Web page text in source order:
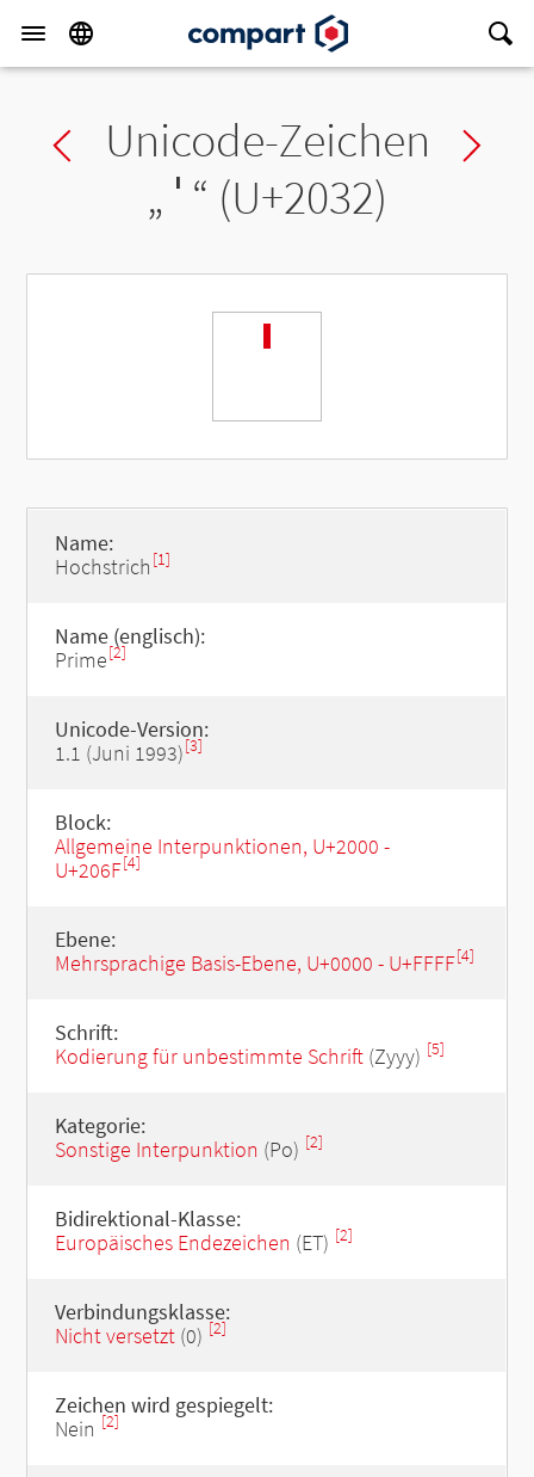
Previous char
Unicode-Zeichen
„ ′ “ (U+2032)
′
Name:
Hochstrich [1]
Name (englisch):
Prime[2]
Unicode-Version:
1.1 (Juni 1993)[3]
Block:
Allgemeine Interpunktionen, U+2000 -
U+206F[4]
Ebene:
Mehrsprachige Basis-Ebene, U+0000 - U+FFFF[4]
Schrift:
Kodierung für unbestimmte Schrift(Zyyy) [5]
Kategorie:
Sonstige Interpunktion (Po) [2]
Bidirektional-Klasse:
Europäisches Endezeichen (ET) [2]
Verbindungsklasse:
Nicht versetzt(0) [2]
Zeichen wird gespiegelt:
Nein [2]